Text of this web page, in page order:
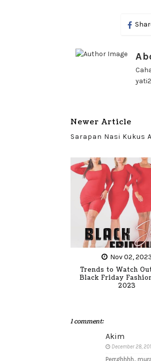
Newer Article
Sarapan Nasi Kukus
Nov 02,
Trends to Watch
Black Friday
2023
1 comment:
Akim
December 28,
Perrghhhh..